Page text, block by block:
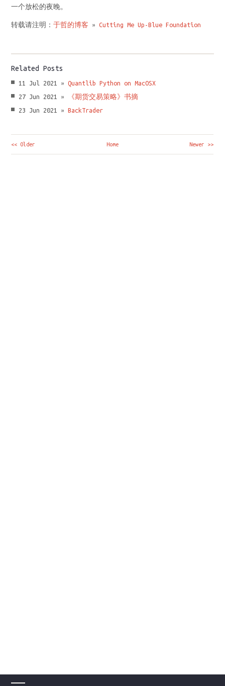
一个放松的夜晚。
转载请注明：于哲的博客 »Cutting Me Up-Blue Foundation
Related Posts
11 Jul 2021 »
Quantlib Python on MacOSX
27 Jun 2021 »
《期货交易策略》书摘
23 Jun 2021 »
BackTrader
<< Older Home Newer >>